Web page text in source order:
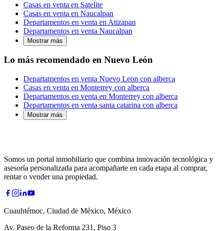
Casas en venta en Satelite
Casas en venta en Naucalpan
Departamentos en venta en Atizapan
Departamentos en venta Naucalpan
Mostrar más
Lo más recomendado en Nuevo León
Departamentos en venta Nuevo Leon con alberca
Casas en venta en Monterrey con alberca
Departamentos en venta en Monterrey con alberca
Departamentos en venta santa catarina con alberca
Mostrar más
Somos un portal inmobiliario que combina innovación tecnológica y
asesoría personalizada para acompañarte en cada etapa al comprar,
rentar o vender una propiedad.
Cuauhtémoc, Ciudad de México, México
Av. Paseo de la Reforma 231, Piso 3